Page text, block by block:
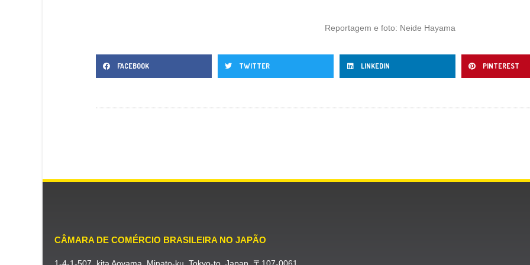
Reportagem e foto: Neide Hayama
FACEBOOK TWITTER LINKEDIN PINTEREST
CÂMARA DE COMÉRCIO BRASILEIRA NO JAPÃO
1-4-1-507, kita Aoyama, Minato-ku, Tokyo-to, Japan, 〒107-0061